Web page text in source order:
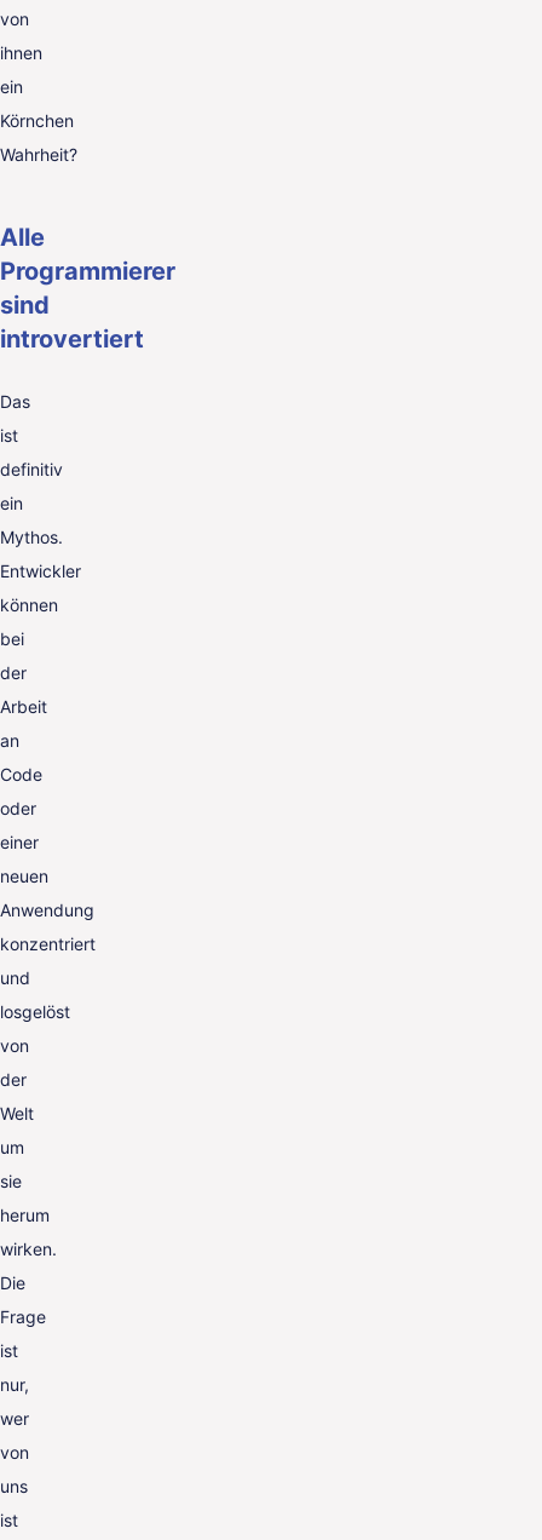
von
ihnen
ein
Körnchen
Wahrheit?
Alle
Programmierer
sind
introvertiert
Das
ist
definitiv
ein
Mythos.
Entwickler
können
bei
der
Arbeit
an
Code
oder
einer
neuen
Anwendung
konzentriert
und
losgelöst
von
der
Welt
um
sie
herum
wirken.
Die
Frage
ist
nur,
wer
von
uns
ist